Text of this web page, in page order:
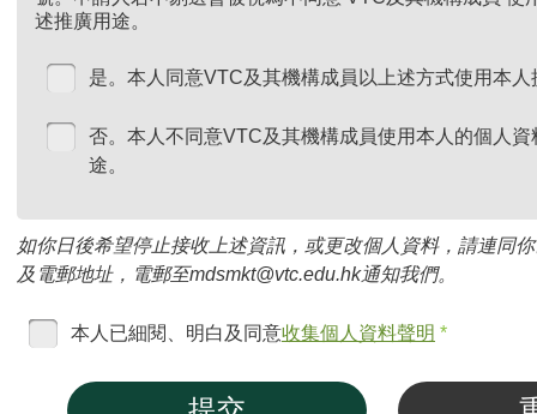
述推廣用途。
是。本人同意VTC及其機構成員以上述方式使用本
否。本人不同意VTC及其機構成員使用本人的個人
途。
如你日後希望停止接收上述資訊，或更改個人資料，請連同
及電郵地址，電郵至mdsmkt@vtc.edu.hk通知我們。
本人已細閱、明白及同意收集個人資料聲明 *